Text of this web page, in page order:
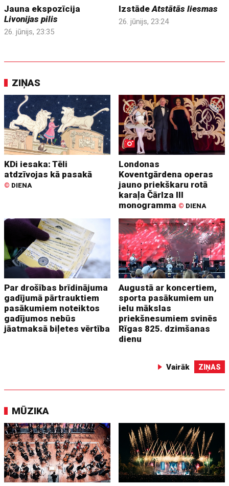
Jauna ekspozīcija
Livonijas pilis
26. jūnijs, 23:35
IzstādeAtstātās liesmas
26. jūnijs, 23:24
ZIŅAS
KDi iesaka: Tēli
atdzīvojas kā pasakā
© DIENA
Londonas
Koventgārdena operas
jauno priekškaru rotā
karaļa Čārlza III
monogramma © DIENA
Par drošības brīdinājuma
gadījumā pārtrauktiem
pasākumiem noteiktos
gadījumos nebūs
jāatmaksā biļetes vērtība
Augustā ar koncertiem,
sporta pasākumiem un
ielu mākslas
priekšnesumiem svinēs
Rīgas 825. dzimšanas
dienu
Vairāk ZIŅAS
MŪZIKA